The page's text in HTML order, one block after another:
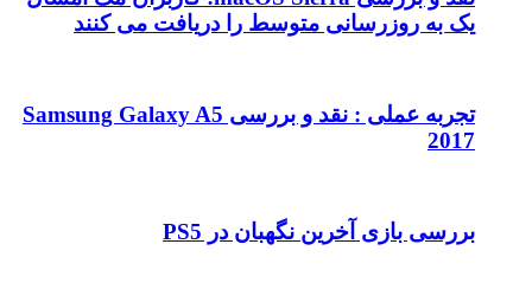
یک به روزرسانی متوسط را دریافت می کنند
تجربه عملی : نقد و بررسی Samsung Galaxy A5
2017
بررسی بازی آخرین نگهبان در PS5